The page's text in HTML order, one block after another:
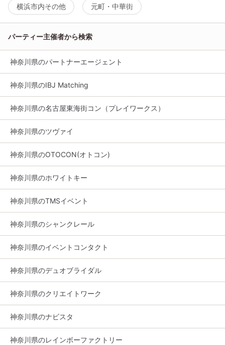
横浜市内その他 元町・中華街
パーティー主催者から検索
神奈川県のパートナーエージェント
神奈川県のIBJ Matching
神奈川県の名古屋東海街コン（プレイワークス）
神奈川県のツヴァイ
神奈川県のOTOCON(オトコン)
神奈川県のホワイトキー
神奈川県のTMSイベント
神奈川県のシャンクレール
神奈川県のイベントコンタクト
神奈川県のデュオブライダル
神奈川県のクリエイトワーク
神奈川県のナビスタ
神奈川県のレインボーファクトリー